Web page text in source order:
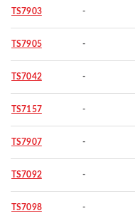
TS7903 -
TS7905 -
TS7042 -
TS7157 -
TS7907 -
TS7092 -
TS7098 -